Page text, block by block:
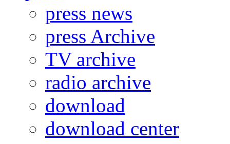
press news
press Archive
TV archive
radio archive
download
download center